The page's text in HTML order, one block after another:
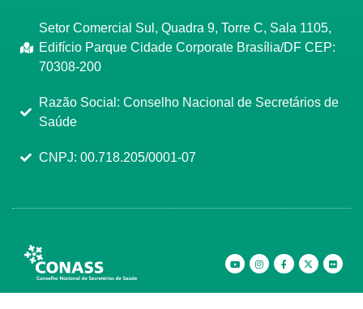
Setor Comercial Sul, Quadra 9, Torre C, Sala 1105,
Edifício Parque Cidade Corporate Brasília/DF CEP:
70308-200
Razão Social: Conselho Nacional de Secretários de
Saúde
CNPJ: 00.718.205/0001-07